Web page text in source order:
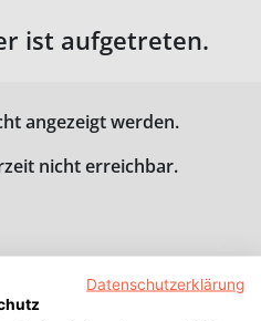
ist aufgetreten.
angezeigt werden.
nicht erreichbar.
Datenschutzerklärung